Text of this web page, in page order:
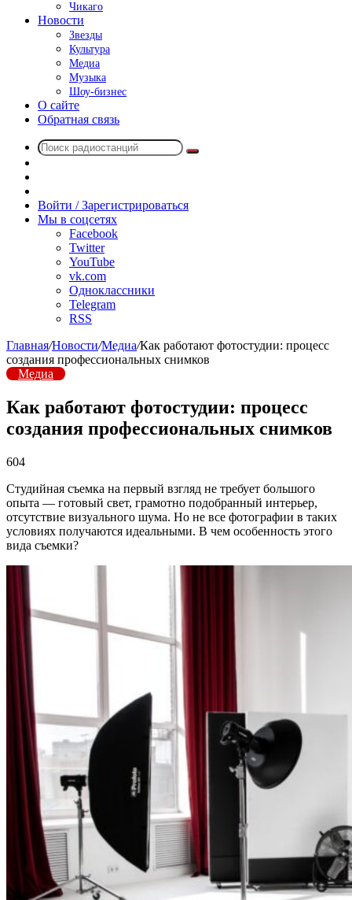
Чикаго
Новости
Звезды
Культура
Медиа
Музыка
Шоу-бизнес
О сайте
Обратная связь
Поиск
радио
Войти / Зарегистрироваться
Мы в соцсетях
Facebook
Twitter
YouTube
vk.com
Одноклассники
Telegram
RSS
Главная/Новости/Медиа/Как работают фотостудии: процесс
создания профессиональных снимков
Медиа
Как работают фотостудии: процесс
создания профессиональных снимков
604
Студийная съемка на первый взгляд не требует большого
опыта — готовый свет, грамотно подобранный интерьер,
отсутствие визуального шума. Но не все фотографии в таких
условиях получаются идеальными. В чем особенность этого
вида съемки?